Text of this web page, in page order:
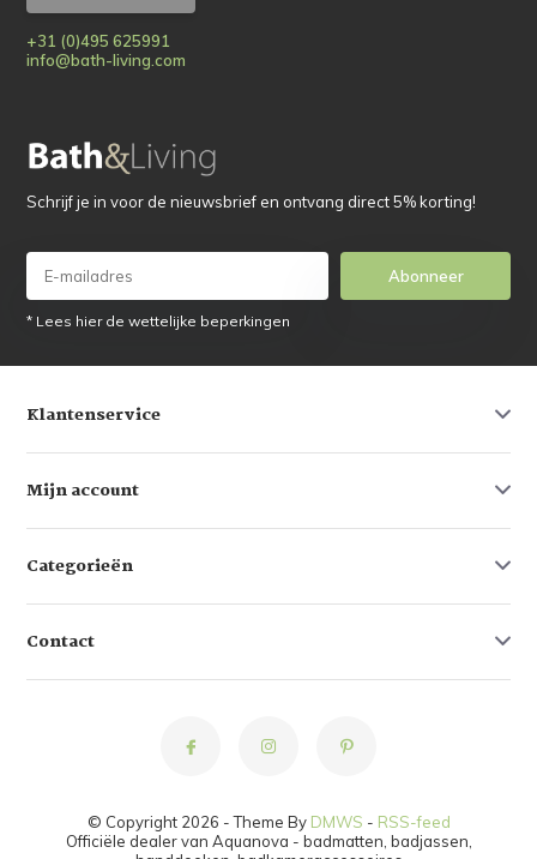
+31 (0)495 625991
info@bath-living.com
Schrijf je in voor de nieuwsbrief en ontvang direct 5% korting!
Abonneer
* Lees hier de wettelijke beperkingen
Klantenservice
Mijn account
Categorieën
Contact
© Copyright 2026 - Theme By DMWS - RSS-feed
Officiële dealer van Aquanova - badmatten, badjassen,